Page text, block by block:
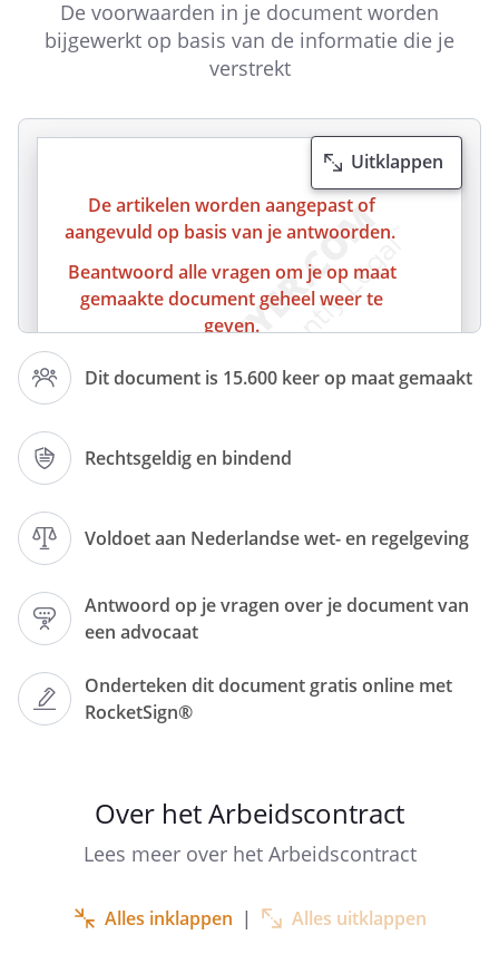
De voorwaarden in je document worden
bijgewerkt op basis van de informatie die je
verstrekt
Dit document is 15.600 keer op maat gemaakt
Rechtsgeldig en bindend
Voldoet aan Nederlandse wet- en regelgeving
Antwoord op je vragen over je document van
een advocaat
Onderteken dit document gratis online met
RocketSign®
Uitklappen
De artikelen worden aangepast of
aangevuld op basis van je antwoorden.
Beantwoord alle vragen om je op maat
gemaakte document geheel weer te
geven.
Partijen:
, gevestigd aan de
KvK-nummer
,
vertegenwoordigd door
en
Over het Arbeidscontract
Lees meer over het Arbeidscontract
Alles inklappen | Alles uitklappen